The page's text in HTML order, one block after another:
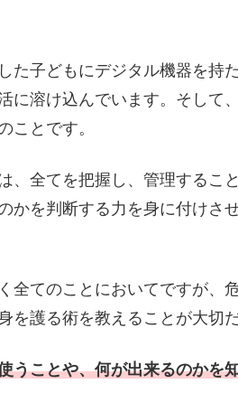
た子どもにデジタル機器を持
に溶け込んでいます。そして
ことです。
、全てを把握し、管理するこ
かを判断する力を身に付けさ
全てのことにおいてですが、
を護る術を教えることが大切
うことや、何が出来るのかを